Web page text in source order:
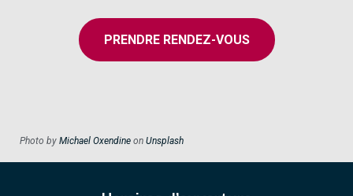
PRENDRE RENDEZ-VOUS
Photo by Michael Oxendine on Unsplash